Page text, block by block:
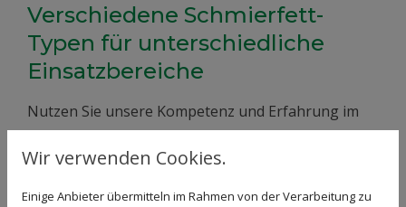
Verschiedene Schmierfett-
Typen für unterschiedliche
Einsatzbereiche
Nutzen Sie unsere Kompetenz und Erfahrung im
Bereich Schmiermittel, um bei Ihren Fahrzeugen
und Maschinen dauerhaft eine zuverlässige
Schmierung zu gewährleisten.
Wir verwenden Cookies.
Einige Anbieter übermitteln im Rahmen von der Verarbeitung zu